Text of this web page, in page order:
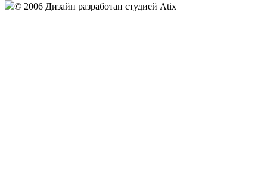
© 2006 Дизайн разработан студией Atix